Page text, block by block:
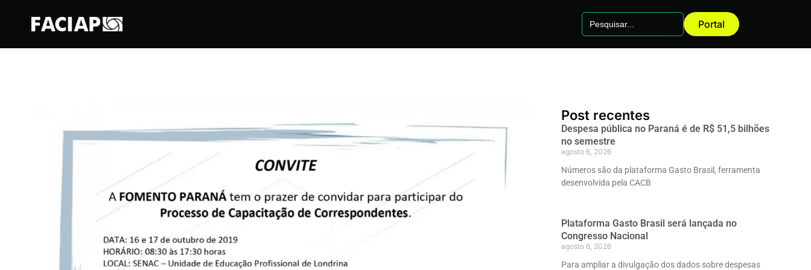
FACIAPE
Search
for:
Portal
Post recentes
Despesa pública no Paraná é de R$ 51,5 bilhões
no semestre
agosto 6, 2026
Números são da plataforma Gasto Brasil, ferramenta
desenvolvida pela CACB
Plataforma Gasto Brasil será lançada no
Congresso Nacional
agosto 6, 2026
Para ampliar a divulgação dos dados sobre despesas